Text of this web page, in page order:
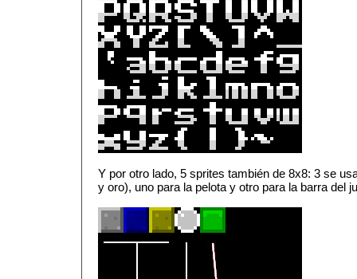
Y por otro lado, 5 sprites también de 8x8: 3 se
y oro), uno para la pelota y otro para la barra del